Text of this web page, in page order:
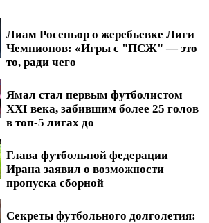
Лиам Росеньор о жеребьевке Лиги
Чемпионов: «Игры с "ПСЖ" — это
то, ради чего
Ямал стал первым футболистом
XXI века, забившим более 25 голов
в топ-5 лигах до
Глава футбольной федерации
Ирана заявил о возможности
пропуска сборной
Секреты футбольного долголетия: